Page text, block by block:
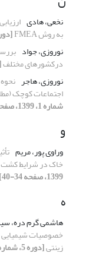
نخعی، هادی
به روش FMEA
[دوره 5، شماره 4،
نوروزی، جواد
درکشورهای مختلف
نوروزی، هاجر
اجتماعات کوچک
شماره 1، 1399، صفحه 46-54]
و
وراوی پور، مریم
خاک در شرایط کشت
1399، صفحه 34-40]
ه
هاشمی گرم دره،
خصوصیات شیمیایی
زینتی[دوره 5، شماره 3، 1399، صفحه 34-40]